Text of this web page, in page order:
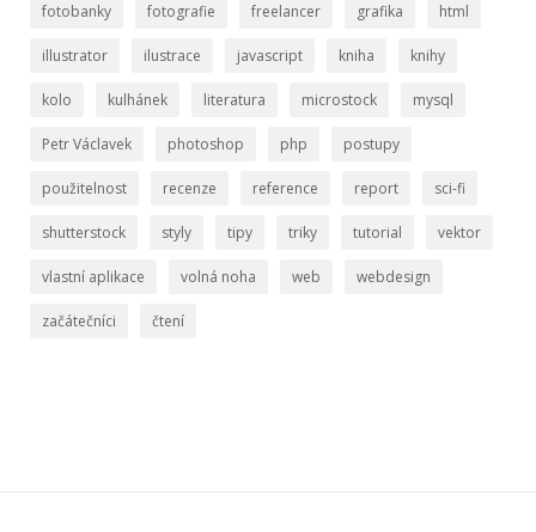
fotobanky fotografie freelancer grafika html
illustrator ilustrace javascript kniha knihy
kolo kulhánek literatura microstock mysql
Petr Václavek photoshop php postupy
použitelnost recenze reference report sci-fi
shutterstock styly tipy triky tutorial vektor
vlastní aplikace volná noha web webdesign
začátečníci čtení